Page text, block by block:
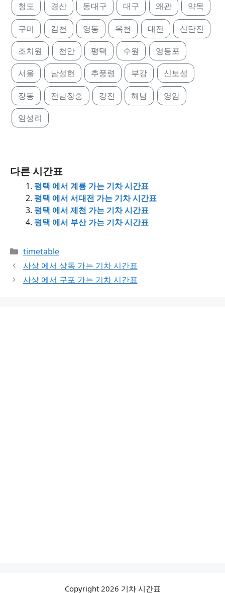
청도 경산 동대구 대구 왜관 약목
구미 김천 영동 옥천 대전 신탄진
조치원 천안 평택 수원 영등포
서울 남성현 추풍령 부강 신보성
장동 전남장흥 강진 해남 영암
임성리
다른 시간표
평택 에서 계룡 가는 기차 시간표
평택 에서 서대전 가는 기차 시간표
평택 에서 제천 가는 기차 시간표
평택 에서 부산 가는 기차 시간표
Categories
timetable
사상 에서 상동 가는 기차 시간표
사상 에서 구포 가는 기차 시간표
Copyright 2026 기차 시간표